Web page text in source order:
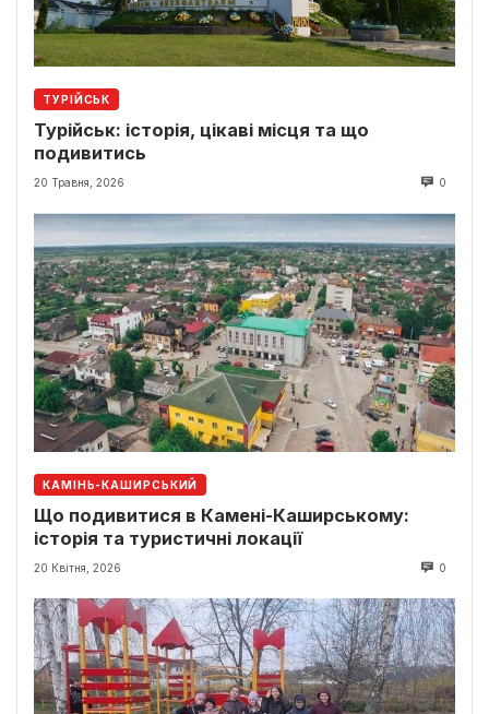
ТУРІЙСЬК
Турійськ: історія, цікаві місця та що
подивитись
20 Травня, 2026 0
КАМІНЬ-КАШИРСЬКИЙ
Що подивитися в Камені-Каширському:
історія та туристичні локації
20 Квітня, 2026 0